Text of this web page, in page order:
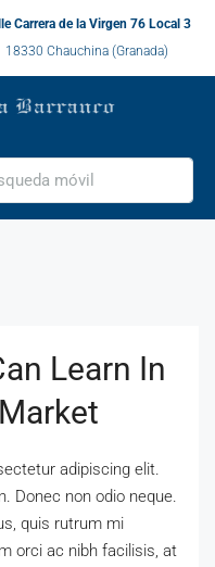
Carrera de la Virgen 76 Local 3
18330 Chauchina (Granada)
Learn In
adipiscing elit.
Donec non odio neque.
quis rutrum mi
orci ac nibh facilisis, at